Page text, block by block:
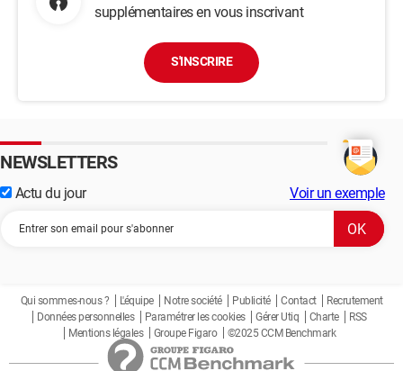
supplémentaires en vous inscrivant
S'INSCRIRE
NEWSLETTERS
Actu du jour Voir un exemple
Qui sommes-nous ? L'équipe Notre société Publicité Contact
Recrutement
Données personnelles
Paramétrer les cookies Gérer Utiq Charte
RSS
Mentions légales
Groupe Figaro ©2025 CCM Benchmark